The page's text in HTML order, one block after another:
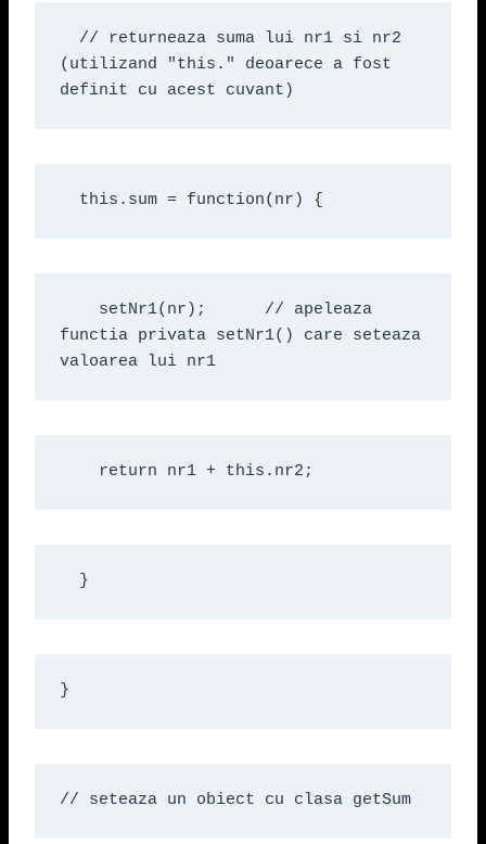
// returneaza suma lui nr1 si nr2
(utilizand "this." deoarece a fost
definit cu acest cuvant)
this.sum = function(nr) {
setNr1(nr);      // apeleaza
functia privata setNr1() care seteaza
valoarea lui nr1
return nr1 + this.nr2;
}
}
// seteaza un obiect cu clasa getSum